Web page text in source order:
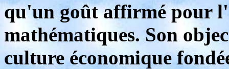
qu'un goût affirmé pour
mathématiques. Son
culture économique